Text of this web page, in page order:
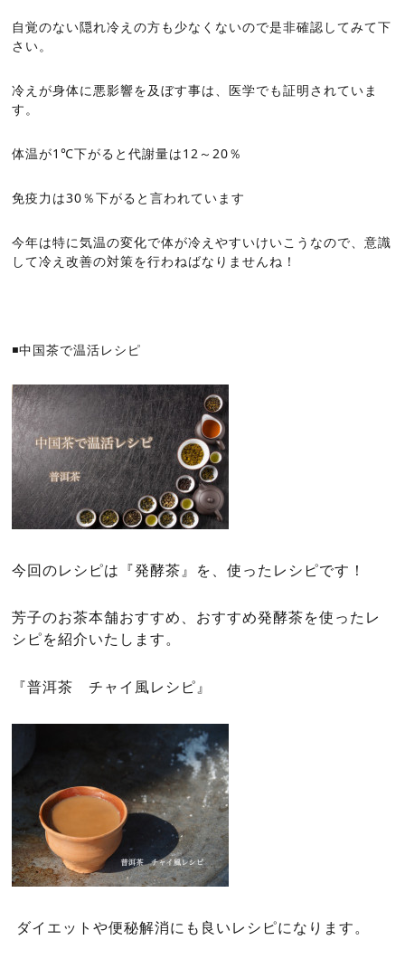
自覚のない隠れ冷えの方も少なくないので是非確認してみて下
さい。
冷えが身体に悪影響を及ぼす事は、医学でも証明されていま
す。
体温が1℃下がると代謝量は12～20％
免疫力は30％下がると言われています
今年は特に気温の変化で体が冷えやすいけいこうなので、意識
して冷え改善の対策を行わねばなりませんね！
◾️中国茶で温活レシピ
今回のレシピは『発酵茶』を、使ったレシピです！
芳子のお茶本舗おすすめ、
おすすめ発酵茶を使ったレ
シピを紹介いたします。
『普洱茶 チャイ風レシピ』
ダイエットや便秘解消にも良いレシピになります。